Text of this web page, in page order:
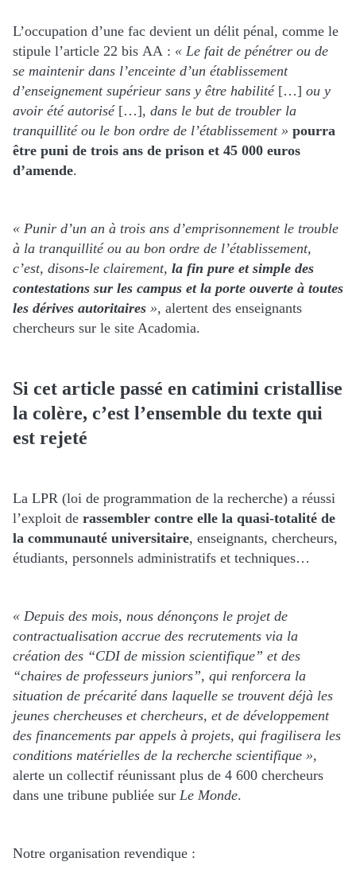
L’occupation d’une fac devient un délit pénal, comme le
stipule l’article 22 bis AA : « Le fait de pénétrer ou de
se maintenir dans l’enceinte d’un établissement
d’enseignement supérieur sans y être habilité […] ou y
avoir été autorisé […], dans le but de troubler la
tranquillité ou le bon ordre de l’établissement » pourra
être puni de trois ans de prison et 45 000 euros
d’amende.
« Punir d’un an à trois ans d’emprisonnement le trouble
à la tranquillité ou au bon ordre de l’établissement,
c’est, disons-le clairement, la fin pure et simple des
contestations sur les campus et la porte ouverte à toutes
les dérives autoritaires », alertent des enseignants
chercheurs sur le site Acadomia.
Si cet article passé en catimini cristallise
la colère, c’est l’ensemble du texte qui
est rejeté
La LPR (loi de programmation de la recherche) a réussi
l’exploit de rassembler contre elle la quasi-totalité de
la communauté universitaire, enseignants, chercheurs,
étudiants, personnels administratifs et techniques…
« Depuis des mois, nous dénonçons le projet de
contractualisation accrue des recrutements via la
création des “CDI de mission scientifique” et des
“chaires de professeurs juniors”, qui renforcera la
situation de précarité dans laquelle se trouvent déjà les
jeunes chercheuses et chercheurs, et de développement
des financements par appels à projets, qui fragilisera les
conditions matérielles de la recherche scientifique »,
alerte un collectif réunissant plus de 4 600 chercheurs
dans une tribune publiée sur Le Monde.
Notre organisation revendique :